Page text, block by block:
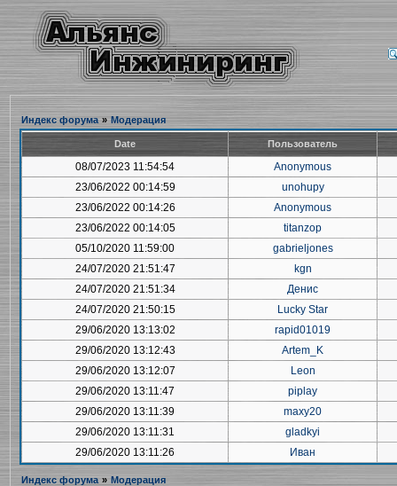
Индекс форума » Модерация
Date Пользователь
08/07/2023 11:54:54
Anonymous
23/06/2022 00:14:59
unohupy
23/06/2022 00:14:26
Anonymous
23/06/2022 00:14:05
titanzop
05/10/2020 11:59:00
gabrieljones
24/07/2020 21:51:47
kgn
24/07/2020 21:51:34
Денис
24/07/2020 21:50:15
Lucky Star
29/06/2020 13:13:02
rapid01019
29/06/2020 13:12:43
Artem_K
29/06/2020 13:12:07
Leon
29/06/2020 13:11:47
piplay
29/06/2020 13:11:39
maxy20
29/06/2020 13:11:31
gladkyi
29/06/2020 13:11:26
Иван
Индекс форума » Модерация